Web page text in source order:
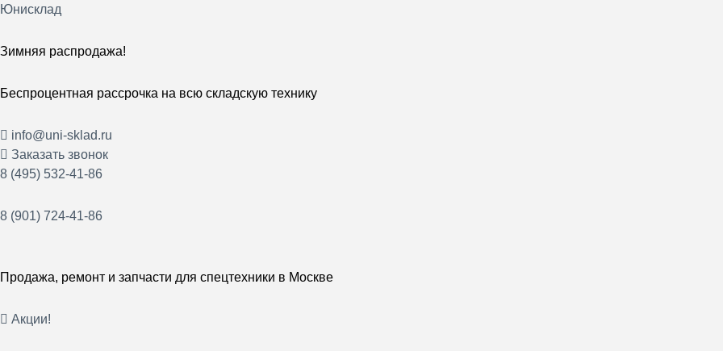
Перейти
содержимому
Юнисклад
Зимняя распродажа!
Беспроцентная рассрочка на всю складскую технику
info@uni-sklad.ru
Заказать звонок
8 (495) 532-41-86
8 (901) 724-41-86
Продажа, ремонт и запчасти для спецтехники в Москве
Акции!